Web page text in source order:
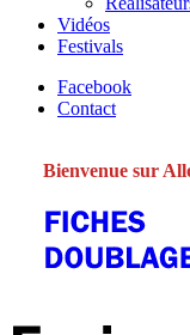
Vidéos
Festivals
Facebook
Contact
Bienvenue sur